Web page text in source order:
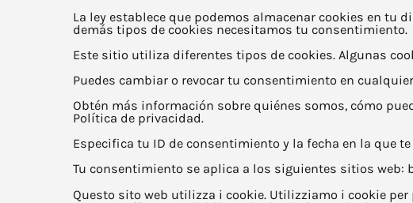
La ley establece que podemos almacenar cookies en
demás tipos de cookies necesitamos tu consentimiento.
Este sitio utiliza diferentes tipos de cookies. Algunas
Puedes cambiar o revocar tu consentimiento en
Obtén más información sobre quiénes somos, cómo
Política de privacidad.
Especifica tu ID de consentimiento y la fecha en la que
Tu consentimiento se aplica a los siguientes sitios web:
Questo sito web utilizza i cookie. Utilizziamo i cookie